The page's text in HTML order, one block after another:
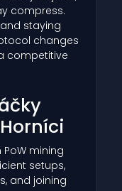
compress.
staying
changes
competitive
mining
setups,
and joining